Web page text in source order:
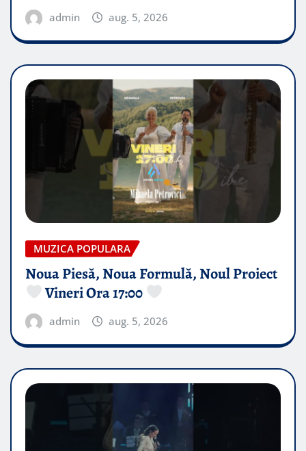
admin aug. 5, 2026
MUZICA POPULARA
Noua Piesă, Noua Formulă, Noul Proiect
Vineri Ora 17:00
admin aug. 5, 2026